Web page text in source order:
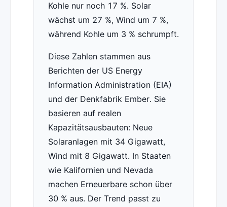
Kohle nur noch 17 %. Solar
wächst um 27 %, Wind um 7 %,
während Kohle um 3 % schrumpft.
Diese Zahlen stammen aus
Berichten der US Energy
Information Administration (EIA)
und der Denkfabrik Ember. Sie
basieren auf realen
Kapazitätsausbauten: Neue
Solaranlagen mit 34 Gigawatt,
Wind mit 8 Gigawatt. In Staaten
wie Kalifornien und Nevada
machen Erneuerbare schon über
30 % aus. Der Trend passt zu